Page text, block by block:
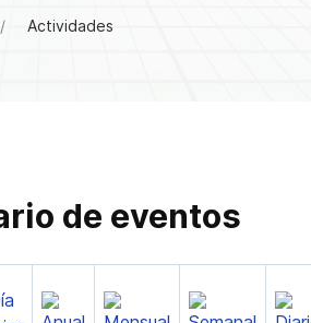
Actividades
de eventos